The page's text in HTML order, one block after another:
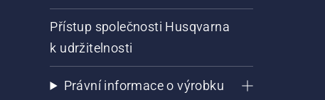
Přístup společnosti Husqvarna
k udržitelnosti
Právní informace o výrobku